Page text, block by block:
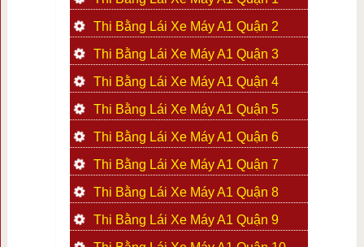
Thi Bằng Lái Xe Máy A1 Quận 2
Thi Bằng Lái Xe Máy A1 Quận 3
Thi Bằng Lái Xe Máy A1 Quận 4
Thi Bằng Lái Xe Máy A1 Quận 5
Thi Bằng Lái Xe Máy A1 Quận 6
Thi Bằng Lái Xe Máy A1 Quận 7
Thi Bằng Lái Xe Máy A1 Quận 8
Thi Bằng Lái Xe Máy A1 Quận 9